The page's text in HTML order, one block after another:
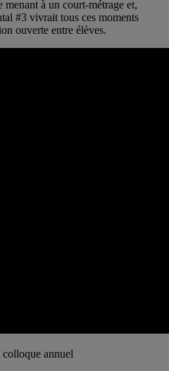
à un court-métrage et,
#3 vivrait tous ces moments
ouverte entre élèves.
annuel